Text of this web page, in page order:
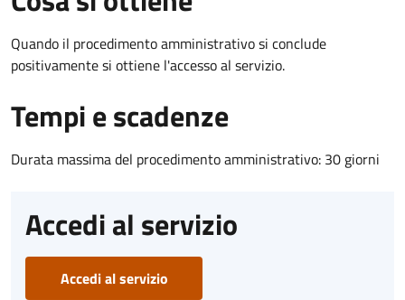
Quando il procedimento amministrativo si conclude
positivamente si ottiene l'accesso al servizio.
Tempi e scadenze
Durata massima del procedimento amministrativo: 30 giorni
Accedi al servizio
Accedi al servizio